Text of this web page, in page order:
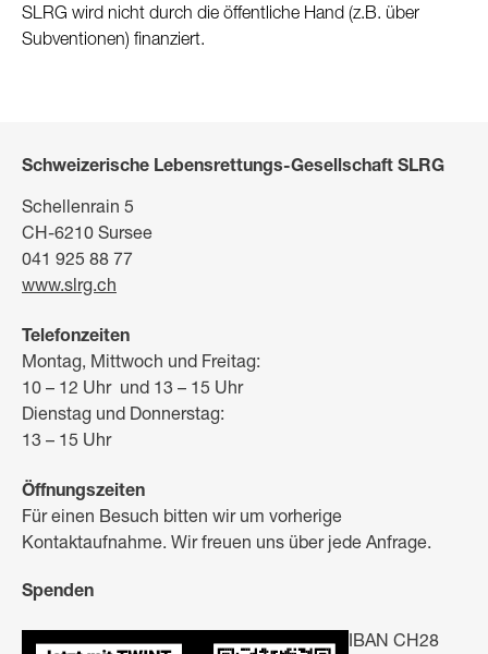
SLRG wird nicht durch die öffentliche Hand (z.B. über
Subventionen) finanziert.
Schweizerische Lebensrettungs-Gesellschaft SLRG
Schellenrain 5
CH-6210 Sursee
041 925 88 77
www.slrg.ch
Telefonzeiten
Montag, Mittwoch und Freitag:
10 – 12 Uhr und 13 – 15 Uhr
Dienstag und Donnerstag:
13 – 15 Uhr
Öffnungszeiten
Für einen Besuch bitten wir um vorherige
Kontaktaufnahme. Wir freuen uns über jede Anfrage.
Spenden
IBAN CH28